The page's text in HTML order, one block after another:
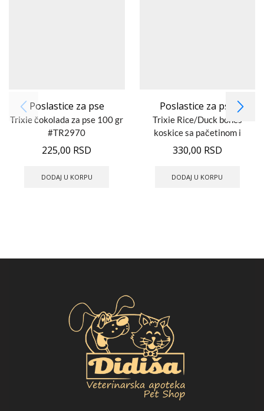
Poslastice za pse
Trixie čokolada za pse 100 gr
#TR2970
225,00 RSD
DODAJ U KORPU
Poslastice za pse
Trixie Rice/Duck bones
koskice sa pačetinom i
pirinčem 31742
330,00 RSD
DODAJ U KORPU